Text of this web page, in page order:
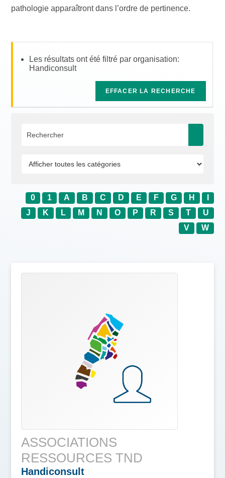
pathologie apparaîtront dans l’ordre de pertinence.
Les résultats ont été filtré par organisation:
Handiconsult
EFFACER LA RECHERCHE
0 1 A B C D E F G H
J
K L M N O P R S T
U
V
W
ASSOCIATIONS
RESSOURCES TND
Handiconsult